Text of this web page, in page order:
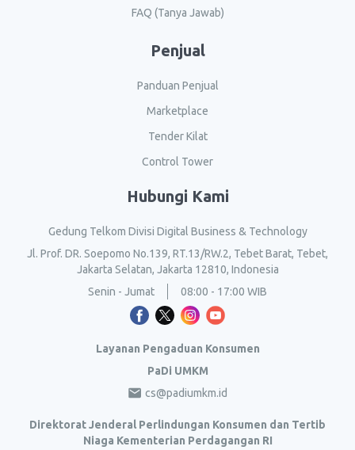
FAQ (Tanya Jawab)
Penjual
Panduan Penjual
Marketplace
Tender Kilat
Control Tower
Hubungi Kami
Gedung Telkom Divisi Digital Business & Technology
Jl. Prof. DR. Soepomo No.139, RT.13/RW.2, Tebet Barat, Tebet,
Jakarta Selatan, Jakarta 12810, Indonesia
Senin - Jumat
08:00 - 17:00 WIB
Layanan Pengaduan Konsumen
PaDi UMKM
cs@padiumkm.id
Direktorat Jenderal Perlindungan Konsumen dan Tertib
Niaga Kementerian Perdagangan RI